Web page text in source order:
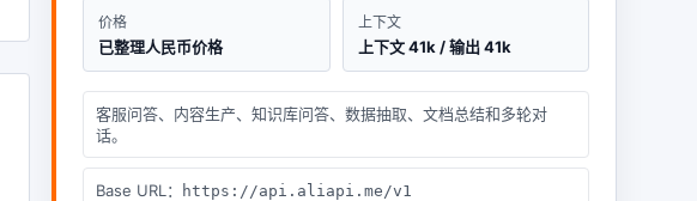
价格
已整理人民币价格
上下文
上下文 41k / 输出 41k
客服问答、内容生产、知识库问答、数据抽取、文档总结和多轮对
话。
Base URL： https://api.aliapi.me/v1